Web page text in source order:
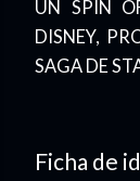
UN SPIN
DISNEY,
SAGA DE
Ficha de